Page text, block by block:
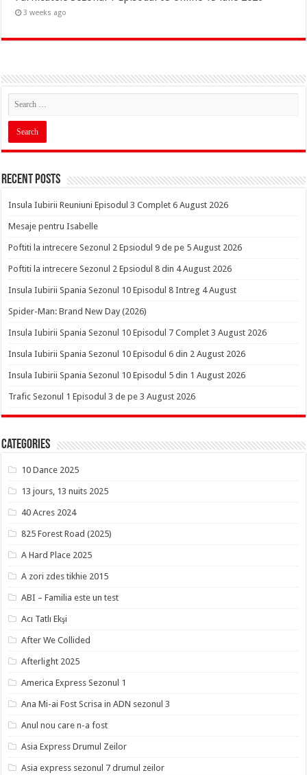
3 weeks ago
Recent Posts
Insula Iubirii Reuniuni Episodul 3 Complet 6 August 2026
Mesaje pentru Isabelle
Poftiti la intrecere Sezonul 2 Epsiodul 9 de pe 5 August 2026
Poftiti la intrecere Sezonul 2 Epsiodul 8 din 4 August 2026
Insula Iubirii Spania Sezonul 10 Episodul 8 Intreg 4 August
Spider-Man: Brand New Day (2026)
Insula Iubirii Spania Sezonul 10 Episodul 7 Complet 3 August 2026
Insula Iubirii Spania Sezonul 10 Episodul 6 din 2 August 2026
Insula Iubirii Spania Sezonul 10 Episodul 5 din 1 August 2026
Trafic Sezonul 1 Episodul 3 de pe 3 August 2026
Categories
10 Dance 2025
13 jours, 13 nuits 2025
40 Acres 2024
825 Forest Road (2025)
A Hard Place 2025
A zori zdes tikhie 2015
ABI – Familia este un test
Acı Tatlı Ekşi
After We Collided
Afterlight 2025
America Express Sezonul 1
Ana Mi-ai Fost Scrisa in ADN sezonul 3
Anul nou care n-a fost
Asia Express Drumul Zeilor
Asia express sezonul 7 drumul zeilor